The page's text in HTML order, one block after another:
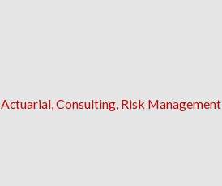
Actuarial, Consulting, Risk Management